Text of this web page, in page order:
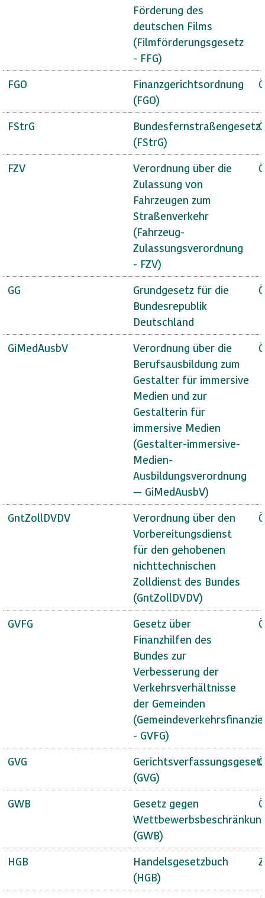
Förderung des
deutschen Films
(Filmförderungsgesetz
- FFG)
FGO
Finanzgerichtsordnung
(FGO)
FStrG
Bundesfernstraßengesetz
(FStrG)
FZV
Verordnung über die
Zulassung von
Fahrzeugen zum
Straßenverkehr
(Fahrzeug-
Zulassungsverordnung
- FZV)
GG
Grundgesetz für die
Bundesrepublik
Deutschland
GiMedAusbV
Verordnung über die
Berufsausbildung zum
Gestalter für immersive
Medien und zur
Gestalterin für
immersive Medien
(Gestalter-immersive-
Medien-
Ausbildungsverordnung
— GiMedAusbV)
GntZollDVDV
Verordnung über den
Vorbereitungsdienst
für den gehobenen
nichttechnischen
Zolldienst des Bundes
(GntZollDVDV)
GVFG
Gesetz über
Finanzhilfen des
Bundes zur
Verbesserung der
Verkehrsverhältnisse
der Gemeinden
- GVFG)
GVG
Gerichtsverfassungsgesetz
(GVG)
GWB
Gesetz gegen
(GWB)
HGB
Handelsgesetzbuch
(HGB)